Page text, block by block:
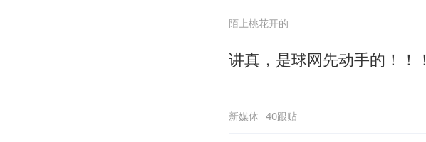
陌上桃花开的
讲真，是球网先动手的！！！
新媒体 40跟贴